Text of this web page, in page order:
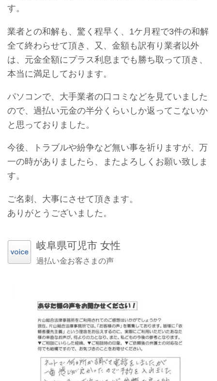
す。
業者との和解も、驚く程早く、1ケ月程で3件の和解
全て終わらせて頂き、又、金額も訳有り業者以外
は、元金全額にプラス利息までも勝ち取って頂き、
本当に満足しております。
パソコンで、大手業者の口コミなどを見ていました
ので、過払い元金の半分くらいしか返ってこないか
と思っておりました。
今後、トラブルや紛争など無い事を祈りますが、万
一の時がありましたら、またよろしくお願い致しま
す。
ご名刺、大事にさせて頂きます。
ありがとうございました。
岐阜県可児市 女性
過払い金お客さまの声